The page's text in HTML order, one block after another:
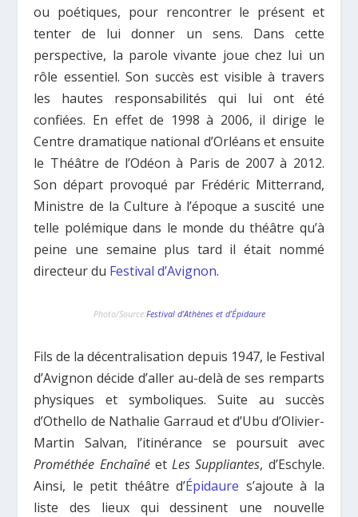
ou poétiques, pour rencontrer le présent et
tenter de lui donner un sens. Dans cette
perspective, la parole vivante joue chez lui un
rôle essentiel. Son succès est visible à travers
les hautes responsabilités qui lui ont été
confiées. En effet de 1998 à 2006, il dirige le
Centre dramatique national d’Orléans et ensuite
le Théâtre de l’Odéon à Paris de 2007 à 2012.
Son départ provoqué par Frédéric Mitterrand,
Ministre de la Culture à l’époque a suscité une
telle polémique dans le monde du théâtre qu’à
peine une semaine plus tard il était nommé
directeur du Festival d’Avignon.
Photo/Source:Festival d’Athènes et d’Épidaure
Fils de la décentralisation depuis 1947, le Festival
d’Avignon décide d’aller au-delà de ses remparts
physiques et symboliques. Suite au succès
d’Othello de Nathalie Garraud et d’Ubu d’Olivier-
Martin Salvan, l’itinérance se poursuit avec
Prométhée EnchaînéetLes Suppliantes, d’Eschyle.
Ainsi, le petit théâtre d’Épidaure s’ajoute à la
liste des lieux qui dessinent une nouvelle